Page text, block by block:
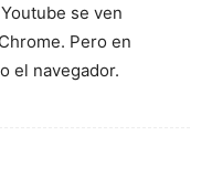
se ven
Pero en
el navegador.